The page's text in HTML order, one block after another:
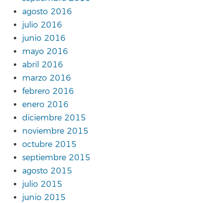
agosto 2016
julio 2016
junio 2016
mayo 2016
abril 2016
marzo 2016
febrero 2016
enero 2016
diciembre 2015
noviembre 2015
octubre 2015
septiembre 2015
agosto 2015
julio 2015
junio 2015